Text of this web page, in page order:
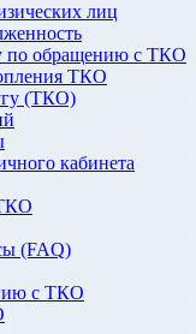
лиц
по обращению с ТКО
ТКО
(ТКО)
кабинета
(FAQ)
с ТКО